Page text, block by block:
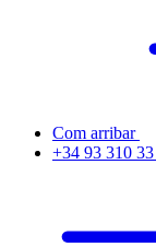
Com arribar
+34 93 310